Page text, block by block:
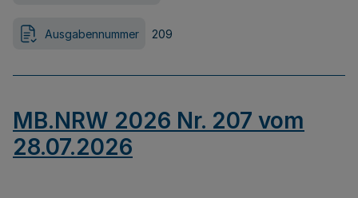
Ausgabennummer 209
MB.NRW 2026 Nr. 207 vom
28.07.2026